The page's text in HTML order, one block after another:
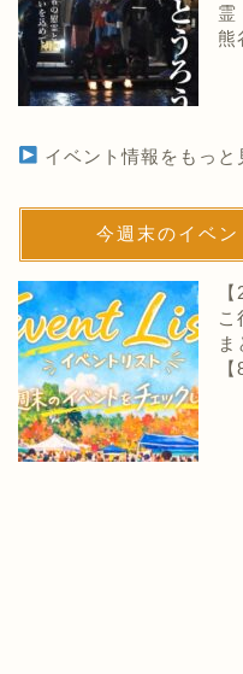
霊
熊
イベント情報をもっと
今週末のイベン
こ
ま